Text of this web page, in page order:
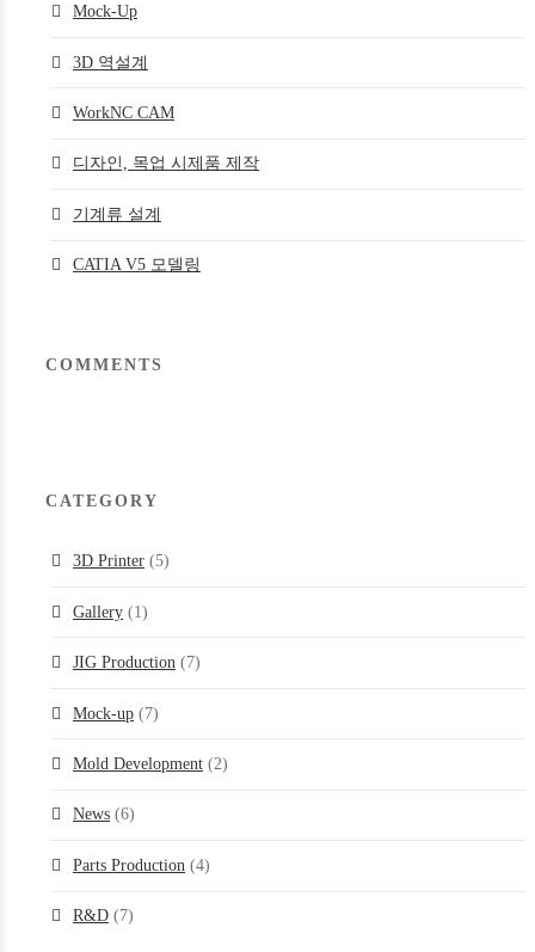
Mock-Up
3D 역설계
WorkNC CAM
디자인, 목업 시제품 제작
기계류 설계
CATIA V5 모델링
COMMENTS
CATEGORY
3D Printer (5)
Gallery (1)
JIG Production (7)
Mock-up (7)
Mold Development (2)
News (6)
Parts Production (4)
R&D (7)